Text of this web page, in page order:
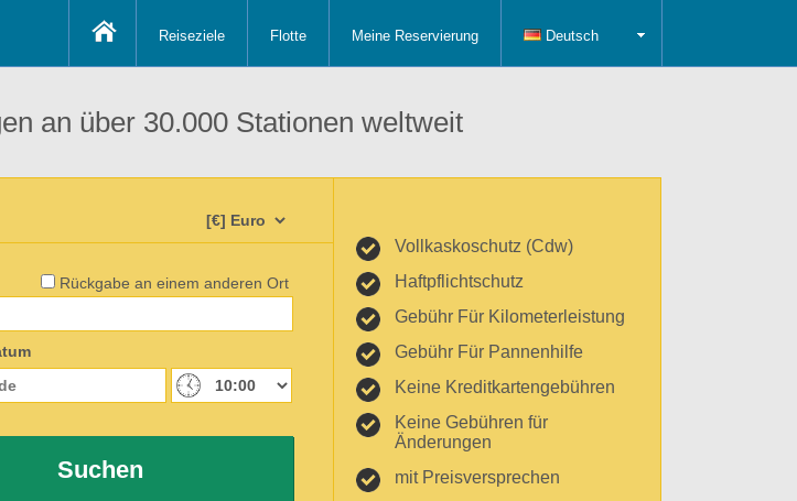
Reiseziele Flotte Meine Reservierung Deutsch
an über 30.000 Stationen weltweit
Rückgabe an einem anderen Ort
Suchen
Vollkaskoschutz (Cdw)
Haftpflichtschutz
Gebühr Für Kilometerleistung
Gebühr Für Pannenhilfe
Keine Kreditkartengebühren
Keine Gebühren für
Änderungen
mit Preisversprechen